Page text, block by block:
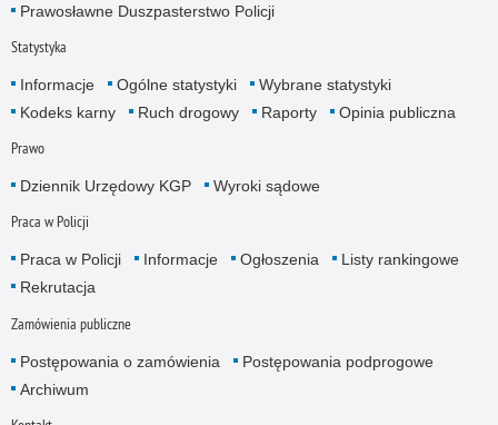
Prawosławne Duszpasterstwo Policji
Statystyka
Informacje Ogólne statystyki
Wybrane statystyki
Kodeks karny
Ruch drogowy Raporty Opinia publiczna
Prawo
Dziennik Urzędowy KGP Wyroki sądowe
Praca w Policji
Praca w Policji Informacje Ogłoszenia
Listy rankingowe
Rekrutacja
Zamówienia publiczne
Postępowania o zamówienia
Postępowania podprogowe
Archiwum